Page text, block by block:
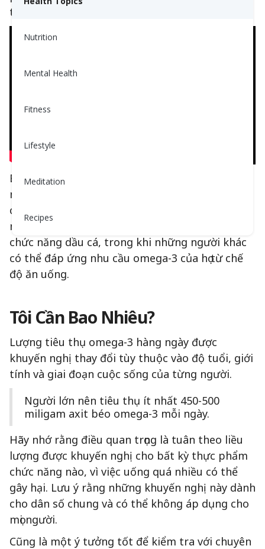
Nutrition
Mental Health
Fitness
Lifestyle
Meditation
Recipes
thêm hoặc xem video!
Bạn có cần phải uống các loại thực phẩm chức
năng dầu cá hay không sẽ phụ thuộc vào nhu
cầu và hoàn cảnh cá nhân của bạn. Một số
người có thể hưởng lợi từ việc uống thực phẩm
chức năng dầu cá, trong khi những người khác
có thể đáp ứng nhu cầu omega-3 của họ từ chế
độ ăn uống.
Tôi Cần Bao Nhiêu?
Lượng tiêu thụ omega-3 hàng ngày được
khuyến nghị thay đổi tùy thuộc vào độ tuổi, giới
tính và giai đoạn cuộc sống của từng người.
Người lớn nên tiêu thụ ít nhất 450-500
miligam axit béo omega-3 mỗi ngày.
Hãy nhớ rằng điều quan trọng là tuân theo liều
lượng được khuyến nghị cho bất kỳ thực phẩm
chức năng nào, vì việc uống quá nhiều có thể
gây hại. Lưu ý rằng những khuyến nghị này dành
cho dân số chung và có thể không áp dụng cho
mọi người.
Cũng là một ý tưởng tốt để kiểm tra với chuyên